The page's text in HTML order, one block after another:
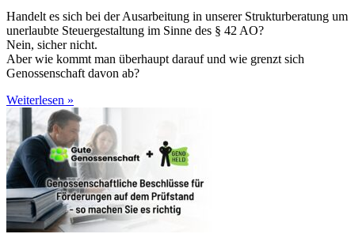
Handelt es sich bei der Ausarbeitung in unserer Strukturberatung um
unerlaubte Steuergestaltung im Sinne des § 42 AO?
Nein, sicher nicht.
Aber wie kommt man überhaupt darauf und wie grenzt sich
Genossenschaft davon ab?
Weiterlesen »